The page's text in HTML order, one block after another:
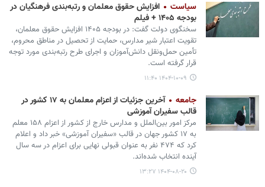
سیاست
افزایش حقوق معلمان و رتبه‌بندی فرهنگیان در
بودجه ۱۴۰۵ + فیلم
سخنگوی دولت گفت: در بودجه ۱۴۰۵ افزایش حقوق معلمان،
تقویت اعتبار شیر مدارس، حمایت از تحصیل در مناطق محروم،
تأمین حمل‌ونقل دانش‌آموزان و اجرای طرح رتبه‌بندی مورد توجه
قرار گرفته است.
۱۴۰۴-۱۰-۰۹ ۱۱:۴۰
جامعه
آخرین جزئیات از اعزام معلمان به ۱۷ کشور در
قالب سفیران آموزشی
مرکز امور بین‌الملل و مدارس خارج از کشور از اعزام ۱۵۸ معلم
به ۱۷ کشور جهان در قالب «سفیران آموزشی» خبر داد و اعلام
کرد که ۴۷۴ نفر به عنوان قبولی نهایی برای اعزام در سه سال
آینده انتخاب شده‌اند.
۱۴۰۴-۰۸-۲۰ ۱۳:۲۷